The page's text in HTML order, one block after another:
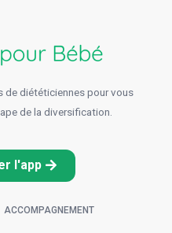
de diététiciennes pour vous
de la diversification.
l'app
ACCOMPAGNEMENT